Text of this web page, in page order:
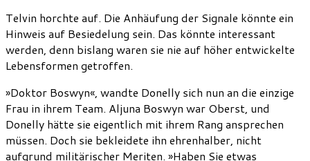
Telvin horchte auf. Die Anhäufung der Signale könnte ein
Hinweis auf Besiedelung sein. Das könnte interessant
werden, denn bislang waren sie nie auf höher entwickelte
Lebensformen getroffen.
»Doktor Boswyn«, wandte Donelly sich nun an die einzige
Frau in ihrem Team. Aljuna Boswyn war Oberst, und
Donelly hätte sie eigentlich mit ihrem Rang ansprechen
müssen. Doch sie bekleidete ihn ehrenhalber, nicht
aufgrund militärischer Meriten. »Haben Sie etwas